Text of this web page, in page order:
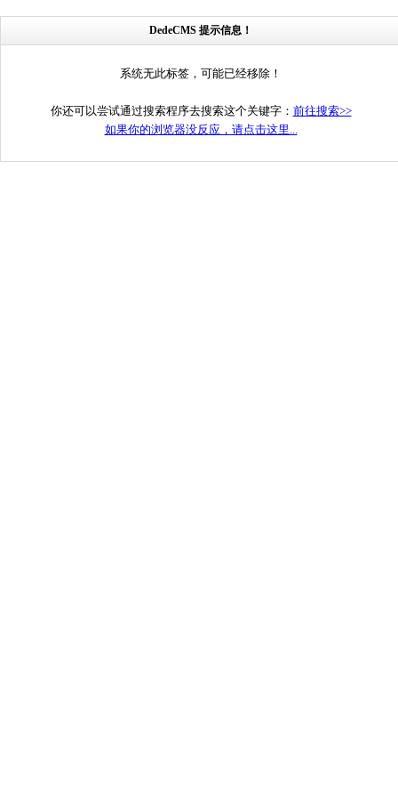
DedeCMS 提示信息！
系统无此标签，可能已经移除！
你还可以尝试通过搜索程序去搜索这个关键字： 前往搜索>>
如果你的浏览器没反应，请点击这里...